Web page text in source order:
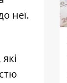
неї.